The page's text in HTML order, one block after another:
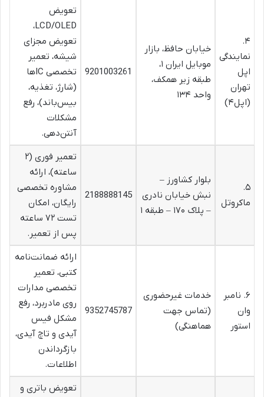
۴.
نمایندگی
اپل
تهران
(اپل۴)
خیابان حافظ، بازار
موبایل ایران ۱،
طبقه زیر همکف،
واحد ۱۳۴
9201003261
تعویض
LCD/OLED،
تعویض مجزای
شیشه، تعمیر
تخصصی ICها
(شارژ، تغذیه،
بیس‌باند)، رفع
مشکلات
آنتن‌دهی.
۵.
ماکروتل
بلوار کشاورز –
نبش خیابان نادری
– پلاک ۱۷۰ – طبقه ۱
2188888145
تعمیر فوری (۲
ساعته)، ارائه
مشاوره تخصصی
رایگان، امکان
تست ۷۲ ساعته
پس از تعمیر.
۶. نامبر
وان
استور
خدمات غیرحضوری
(تماس جهت
هماهنگی)
9352745787
ارائه ضمانت‌نامه
کتبی، تعمیر
تخصصی مدارات
روی مادربرد، رفع
مشکل فیس
آیدی و تاچ آیدی،
بازگرداندن
اطلاعات.
تعویض باتری و